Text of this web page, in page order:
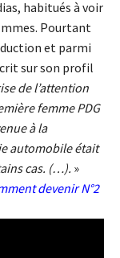
habitués à voir
Pourtant
et parmi
sur son profil
de l’attention
femme PDG
à la
automobile était
cas. (…). »
devenir N°2